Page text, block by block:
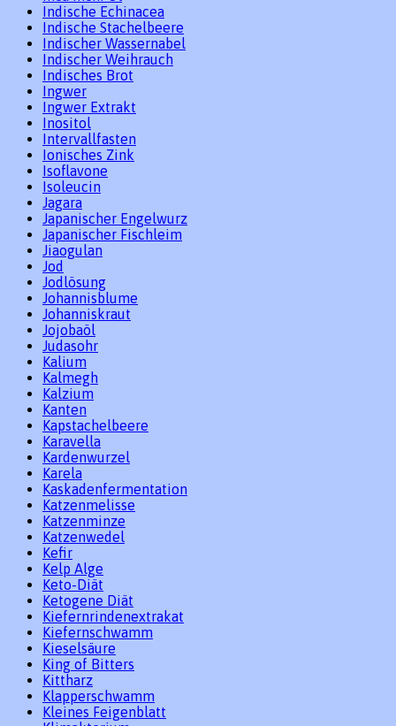
Indische Echinacea
Indische Stachelbeere
Indischer Wassernabel
Indischer Weihrauch
Indisches Brot
Ingwer
Ingwer Extrakt
Inositol
Intervallfasten
Ionisches Zink
Isoflavone
Isoleucin
Jagara
Japanischer Engelwurz
Japanischer Fischleim
Jiaogulan
Jod
Jodlösung
Johannisblume
Johanniskraut
Jojobaöl
Judasohr
Kalium
Kalmegh
Kalzium
Kanten
Kapstachelbeere
Karavella
Kardenwurzel
Karela
Kaskadenfermentation
Katzenmelisse
Katzenminze
Katzenwedel
Kefir
Kelp Alge
Keto-Diät
Ketogene Diät
Kiefernrindenextrakat
Kiefernschwamm
Kieselsäure
King of Bitters
Kittharz
Klapperschwamm
Kleines Feigenblatt